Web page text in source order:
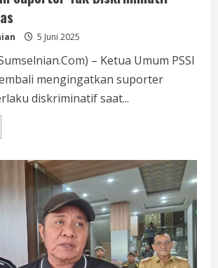
5 Juni 2025
– Ketua Umum PSSI
mengingatkan suporter
diskriminatif saat...